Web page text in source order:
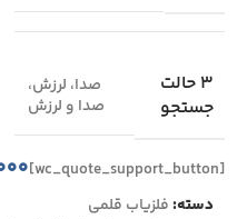
3 حالت
جستجو
صدا، لرزش،
صدا و لرزش
[wc_quote_support_button]
دسته:فلزیاب قلمی